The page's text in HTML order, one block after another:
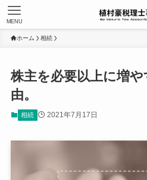
MENU
ホーム 相続
株主を必要以上に増
由。
相続 2021年7月17日